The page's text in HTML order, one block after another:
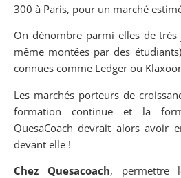
300 à Paris, pour un marché
On dénombre parmi elles de
même montées par des
connues comme Ledger ou
Les marchés porteurs de
formation continue et la
QuesaCoach devrait alors avoir
devant elle !
Chez Quesacoach, permettre